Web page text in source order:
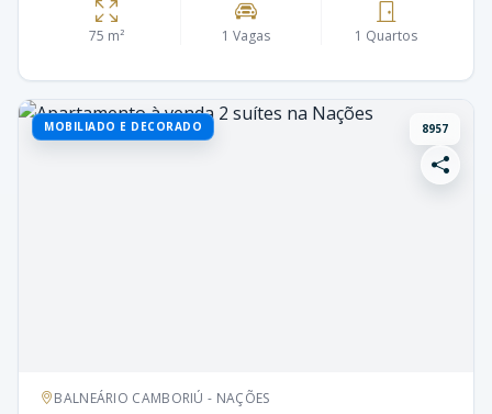
75 m² 1 Vagas 1 Quartos
MOBILIADO E DECORADO 8957
BALNEÁRIO CAMBORIÚ - NAÇÕES